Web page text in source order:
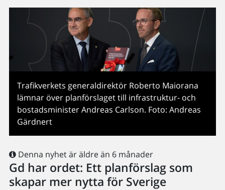
Trafikverkets generaldirektör Roberto Maiorana
lämnar över planförslaget till infrastruktur- och
bostadsminister Andreas Carlson. Foto: Andreas
Gärdnert
Denna nyhet är äldre än 6 månader
Gd har ordet: Ett planförslag som
skapar mer nytta för Sverige